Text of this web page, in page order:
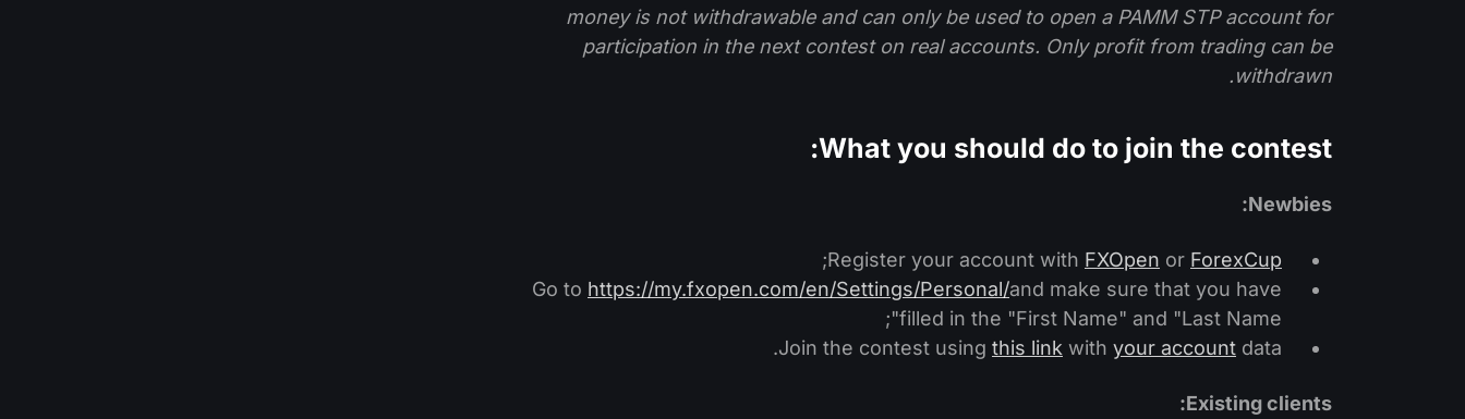
money is not withdrawable and can only be used to open a PAMM STP account for
participation in the next contest on real accounts. Only profit from trading can be
withdrawn.
What you should do to join the contest:
Newbies:
Register your account with FXOpen or ForexCup
;
Go to https://my.fxopen.com/en/Settings/Personal/and make sure that you have
filled in the "First Name" and "Last Name";
Join the contest using this link with your account data.
Existing clients: